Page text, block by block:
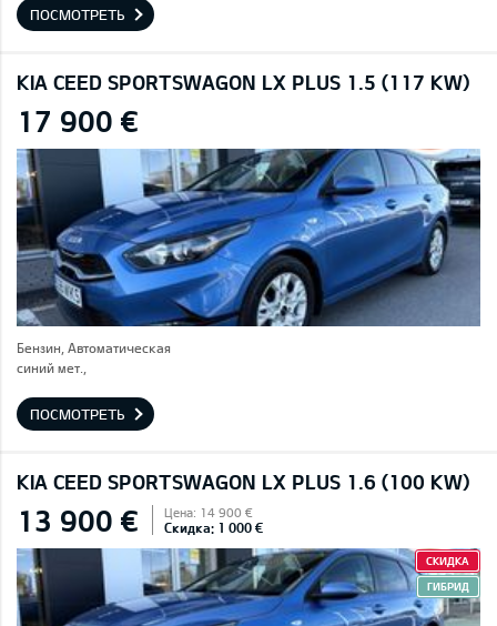
ПОСМОТРЕТЬ
KIA CEED SPORTSWAGON LX PLUS 1.5 (117 KW)
17 900 €
Бензин, Автоматическая
синий мет.,
ПОСМОТРЕТЬ
KIA CEED SPORTSWAGON LX PLUS 1.6 (100 KW)
13 900 € Цена: 14 900 €
Скидка: 1 000 €
СКИДКА
ГИБРИД